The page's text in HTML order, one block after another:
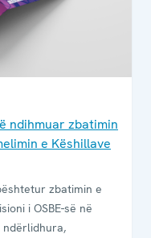
ndihmuar zbatimin
e Këshillave
zbatimin e
i OSBE-së në
ndërlidhura,